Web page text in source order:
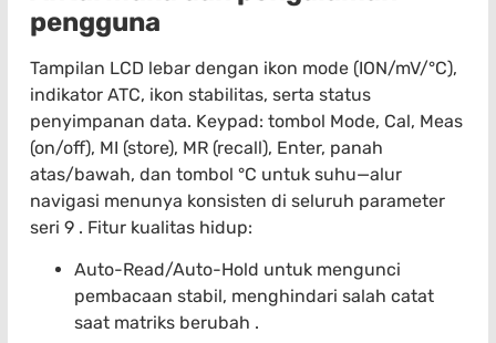
pengguna
Tampilan LCD lebar dengan ikon mode (ION/mV/°C),
indikator ATC, ikon stabilitas, serta status
penyimpanan data. Keypad: tombol Mode, Cal, Meas
(on/off), MI (store), MR (recall), Enter, panah
atas/bawah, dan tombol °C untuk suhu—alur
navigasi menunya konsisten di seluruh parameter
seri 9 . Fitur kualitas hidup:
Auto-Read/Auto-Hold untuk mengunci
pembacaan stabil, menghindari salah catat
saat matriks berubah .